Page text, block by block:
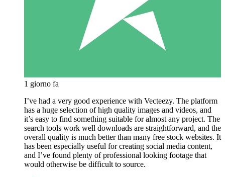
1 giorno fa
I’ve had a very good experience with Vecteezy. The platform
has a huge selection of high quality images and videos, and
it’s easy to find something suitable for almost any project. The
search tools work well downloads are straightforward, and the
overall quality is much better than many free stock websites. It
has been especially useful for creating social media content,
and I’ve found plenty of professional looking footage that
would otherwise be difficult to source.